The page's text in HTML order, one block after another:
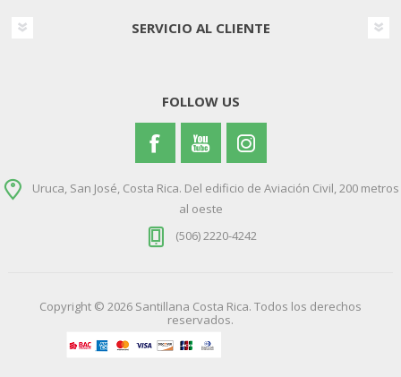
SERVICIO AL CLIENTE
FOLLOW US
Uruca, San José, Costa Rica. Del edificio de Aviación Civil, 200 metros
al oeste
(506) 2220-4242
Copyright © 2026 Santillana Costa Rica. Todos los derechos
reservados.